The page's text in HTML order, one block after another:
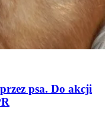
psa. Do akcji